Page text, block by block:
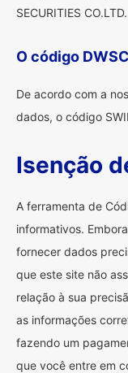
SECURITIES
O código
De acordo com a
dados, o código
Isenção
A ferramenta de
informativos.
fornecer dados
que este site não
relação à sua
as informações
fazendo um
que você entre em